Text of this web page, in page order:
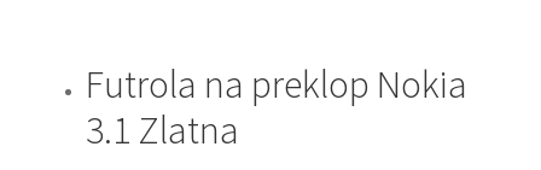
Futrola na preklop Nokia
3.1 Zlatna